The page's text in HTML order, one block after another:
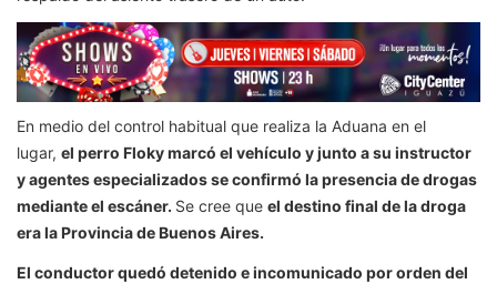
En medio del control habitual que realiza la Aduana en el
lugar, el perro Floky marcó el vehículo y junto a su instructor
y agentes especializados se confirmó la presencia de drogas
mediante el escáner. Se cree que el destino final de la droga
era la Provincia de Buenos Aires.
El conductor quedó detenido e incomunicado por orden del